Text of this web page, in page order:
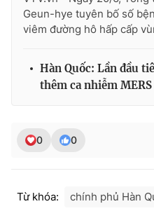
THỜI BÁO VTV
Theo dõi báo trên
Cơ quan báo chí:Thời báo VTV
Geun-hye tuyên bố số
viêm đường hô hấp cấp
Hàn Quốc: Lần đầu
thêm ca nhiễm MERS
0 0
Từ khóa: chính phủ Hàn